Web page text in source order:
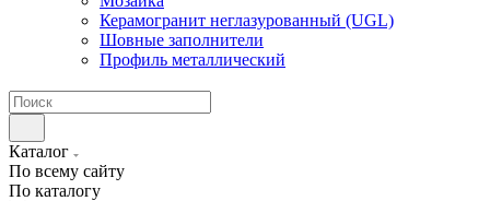
Керамогранит неглазурованный (UGL)
Шовные заполнители
Профиль металлический
Каталог
По всему сайту
По каталогу